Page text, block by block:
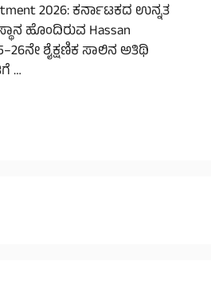
2026: ಕರ್ನಾಟಕದ ಉನ್ನತ
ಹೊಂದಿರುವ Hassan
ಶೈಕ್ಷಣಿಕ ಸಾಲಿನ ಅತಿಥಿ
…